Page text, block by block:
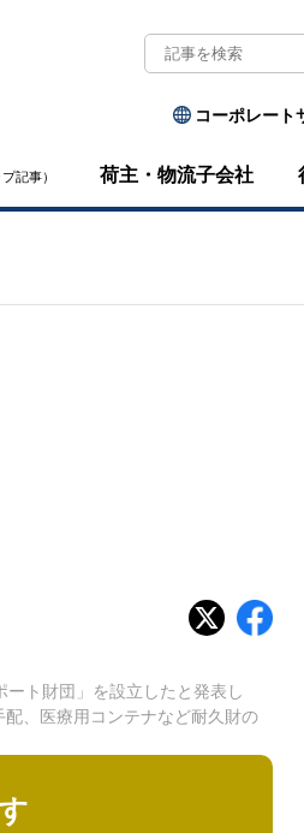
コーポレート
プ記事） 荷主・物流子会社
ト財団」を設立したと発表し
、医療用コンテナなど耐久財の